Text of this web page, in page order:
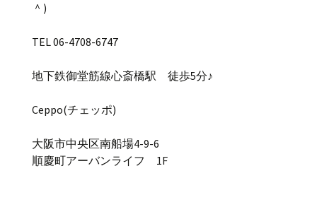
＾)
TEL 06-4708-6747
地下鉄御堂筋線心斎橋駅 徒歩5分♪
Ceppo(チェッポ)
大阪市中央区南船場4-9-6
順慶町アーバンライフ 1F